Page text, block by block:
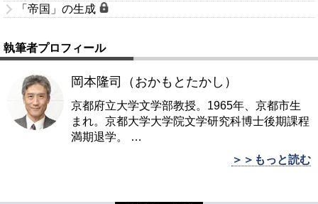
「帝国」の生成
執筆者プロフィール
岡本隆司（おかもとたかし）
京都府立大学文学部教授。1965年、京都市生
まれ。京都大学大学院文学研究科博士後期課程
満期退学。
…
＞＞もっと読む